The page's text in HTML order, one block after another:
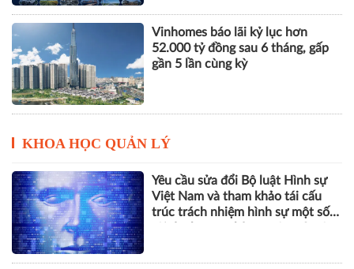
Vinhomes báo lãi kỷ lục hơn
52.000 tỷ đồng sau 6 tháng, gấp
gần 5 lần cùng kỳ
KHOA HỌC QUẢN LÝ
Yêu cầu sửa đổi Bộ luật Hình sự
Việt Nam và tham khảo tái cấu
trúc trách nhiệm hình sự một số